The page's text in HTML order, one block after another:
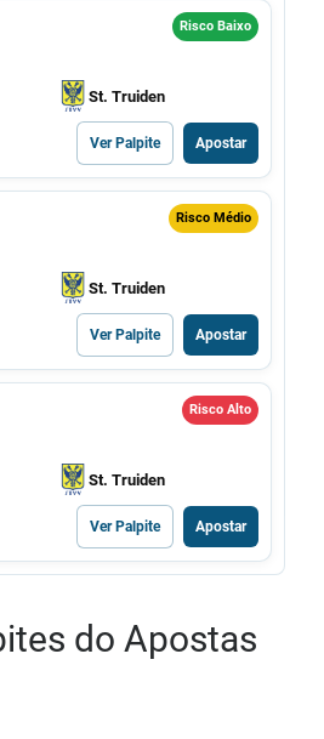
Risco Baixo
St. Truiden
Ver Palpite Apostar
Risco Médio
St. Truiden
Ver Palpite Apostar
Risco Alto
St. Truiden
Ver Palpite Apostar
do Apostas